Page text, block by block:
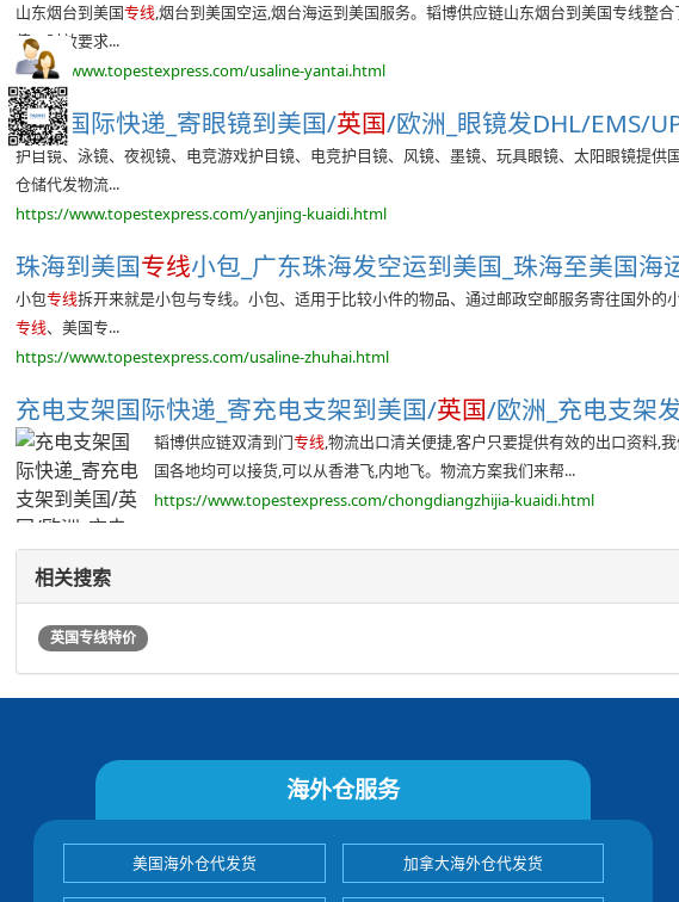
山东烟台到美国专线,烟台到美国空运,烟台海运到美国服务。韬博供应链山东烟台到美国专线整
值、时效要求...
https://www.topestexpress.com/usaline-yantai.html
眼镜国际快递_寄眼镜到美国/英国/欧洲_眼镜发DHL/EMS/
护目镜、泳镜、夜视镜、电竞游戏护目镜、电竞护目镜、风镜、墨镜、玩具眼镜、太阳眼镜提供
仓储代发物流...
https://www.topestexpress.com/yanjing-kuaidi.html
珠海到美国专线小包_广东珠海发空运到美国_珠海至美国海
小包专线拆开来就是小包与专线。小包、适用于比较小件的物品、通过邮政空邮服务寄往国外
专线、美国专...
https://www.topestexpress.com/usaline-zhuhai.html
充电支架国际快递_寄充电支架到美国/英国/欧洲_充电支架
韬博供应链双清到门专线,物流出口清关便捷,客户只要提供有效的出口资料,
国各地均可以接货,可以从香港飞,内地飞。物流方案我们来帮...
https://www.topestexpress.com/chongdiangzhijia-kuaidi.html
相关搜索
英国专线特价
海外仓服务
美国海外仓代发货 加拿大海外仓代发货